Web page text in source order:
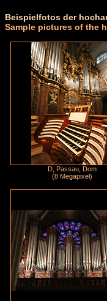
Beispielfotos der
Sample pictures of the
D, Passau, Dom
(8 Megapixel)